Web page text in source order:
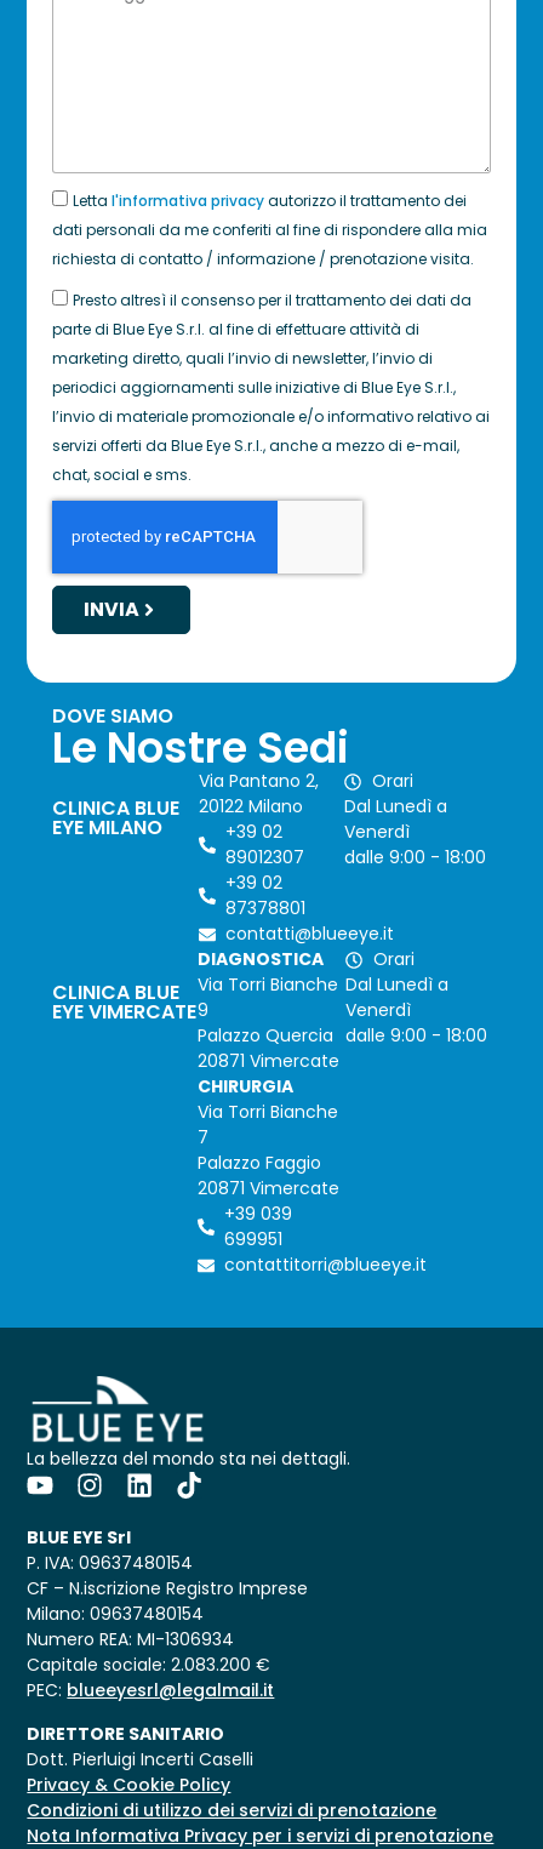
Letta l'informativa privacyautorizzo il trattamento dei
dati personali da me conferiti al fine di rispondere alla mia
richiesta di contatto / informazione / prenotazione visita.
Presto altresì il consenso per il trattamento dei dati da
parte di Blue Eye S.r.l. al fine di effettuare attività di
marketing diretto, quali l’invio di newsletter, l’invio di
periodici aggiornamenti sulle iniziative di Blue Eye S.r.l.,
l’invio di materiale promozionale e/o informativo relativo ai
servizi offerti da Blue Eye S.r.l., anche a mezzo di e-mail,
chat, social e sms.
INVIA
DOVE SIAMO
Le Nostre Sedi
CLINICA BLUE
EYE MILANO
Via Pantano 2,
20122 Milano
+39 02
89012307
+39 02
87378801
contatti@blueeye.it
Orari
Dal Lunedì a
Venerdì
dalle 9:00 - 18:00
CLINICA BLUE
EYE VIMERCATE
DIAGNOSTICA
Via Torri Bianche
9
Palazzo Quercia
20871 Vimercate
CHIRURGIA
Via Torri Bianche
7
Palazzo Faggio
20871 Vimercate
+39 039
699951
contattitorri@blueeye.it
Orari
Dal Lunedì a
Venerdì
dalle 9:00 - 18:00
La bellezza del mondo sta nei dettagli.
BLUE EYE Srl
P. IVA: 09637480154
CF – N.iscrizione Registro Imprese
Milano: 09637480154
Numero REA: MI-1306934
Capitale sociale: 2.083.200 €
PEC: blueeyesrl@legalmail.it
DIRETTORE SANITARIO
Dott. Pierluigi Incerti Caselli
Privacy & Cookie Policy
Condizioni di utilizzo dei servizi di prenotazione
Nota Informativa Privacy per i servizi di prenotazione